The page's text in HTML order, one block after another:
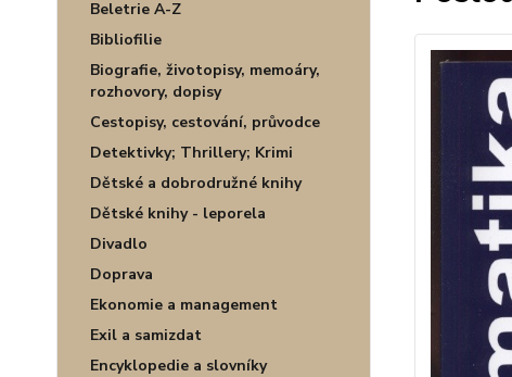
Beletrie A-Z
Bibliofilie
Biografie, životopisy, memoáry,
rozhovory, dopisy
Cestopisy, cestování, průvodce
Detektivky; Thrillery; Krimi
Dětské a dobrodružné knihy
Dětské knihy - leporela
Divadlo
Doprava
Ekonomie a management
Exil a samizdat
Encyklopedie a slovníky